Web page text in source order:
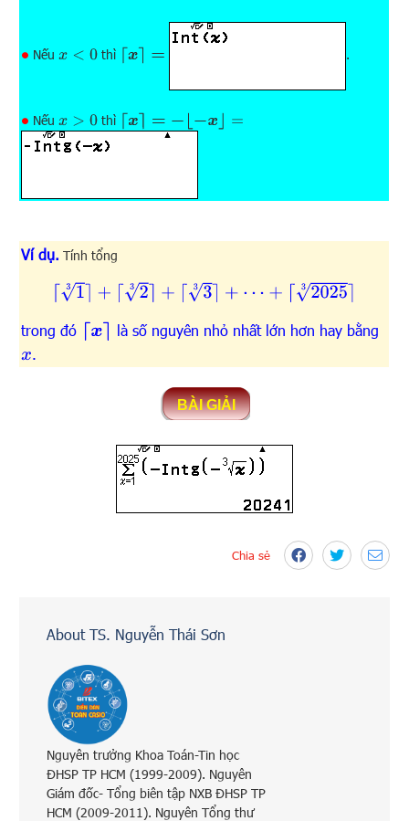
∙ Nếux<0 thì x⌉= .
∙ Nếux>0 thì x⌉= −⌊− x⌋=
Ví dụ. Tính tổng
⌈ 13⌉+⌈2 3⌉+⌈33⌉+ ⋯+ ⌈2025 3⌉
trong đó x⌉
là số nguyên nhỏ nhất lớn hơn hay bằng
x
Chia sẻ
About TS. Nguyễn Thái Sơn
Nguyên trưởng Khoa Toán-Tin học
ĐHSP TP HCM (1999-2009). Nguyên
Giám đốc- Tổng biên tập NXB ĐHSP TP
HCM (2009-2011). Nguyên Tổng thư